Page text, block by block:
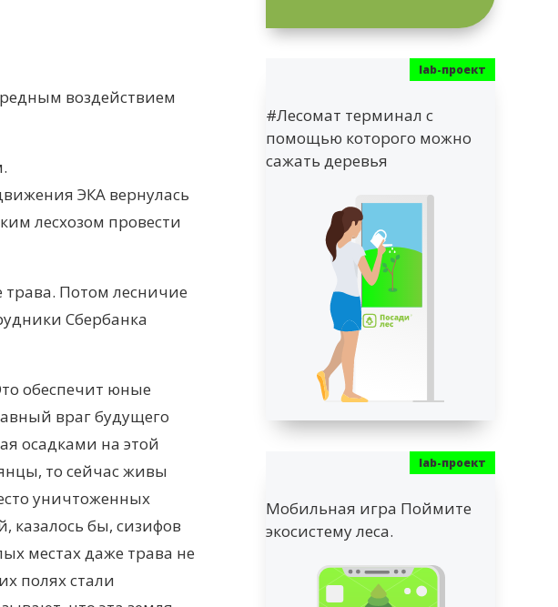
воздействием
ЭКА вернулась
лесхозом провести
Потом лесничие
Сбербанка
обеспечит юные
враг будущего
осадками на этой
то сейчас живы
уничтоженных
казалось бы, сизифов
местах даже трава не
полях стали
#Лесомат терминал с
помощью которого можно
сажать деревья
Мобильная игра Поймите
экосистему леса.